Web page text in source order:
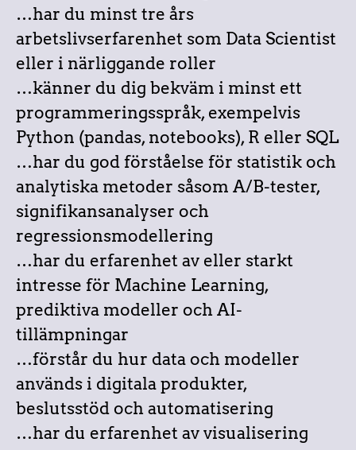
…har du minst tre års
arbetslivserfarenhet som Data Scientist
eller i närliggande roller
…känner du dig bekväm i minst ett
programmeringsspråk, exempelvis
Python (pandas, notebooks), R eller SQL
…har du god förståelse för statistik och
analytiska metoder såsom A/B-tester,
signifikansanalyser och
regressionsmodellering
…har du erfarenhet av eller starkt
intresse för Machine Learning,
prediktiva modeller och AI-
tillämpningar
…förstår du hur data och modeller
används i digitala produkter,
beslutsstöd och automatisering
…har du erfarenhet av visualisering